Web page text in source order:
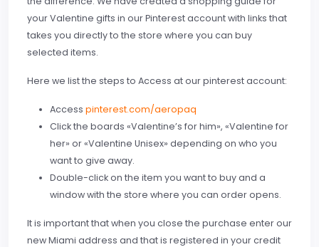
your Valentine gifts in our Pinterest account with links that
takes you directly to the store where you can buy
selected items.
Here we list the steps to Access at our pinterest account:
Access pinterest.com/aeropaq
Click the boards «Valentine’s for him», «Valentine for
her» or «Valentine Unisex» depending on who you
want to give away.
Double-click on the item you want to buy and a
window with the store where you can order opens.
It is important that when you close the purchase enter our
new Miami address and that is registered in your credit